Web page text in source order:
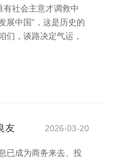
有社会主意才调救中
展中国”，这是历史的
们，谈路决定气运，
友 2026-03-20
已成为商务来去、投